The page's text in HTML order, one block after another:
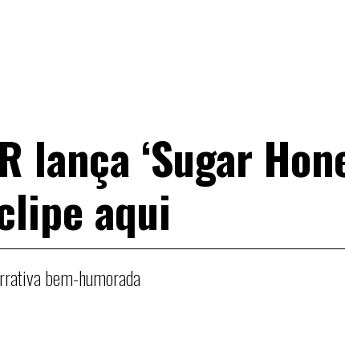
lança ‘Sugar
aqui
bem-humorada